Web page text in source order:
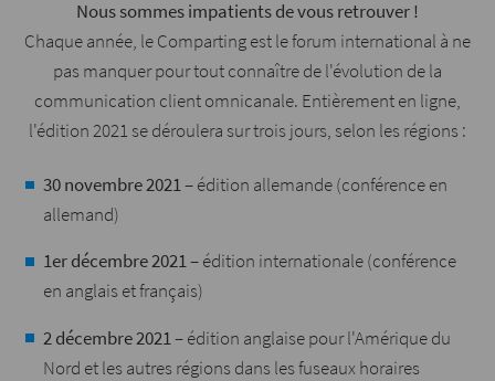
Nous sommes impatients de vous retrouver !
Chaque année, le Comparting est le forum international à ne
pas manquer pour tout connaître de l'évolution de la
communication client omnicanale. Entièrement en ligne,
l'édition 2021 se déroulera sur trois jours, selon les régions :
30 novembre 2021– édition allemande (conférence en
allemand)
1er décembre 2021– édition internationale (conférence
en anglais et français)
2 décembre 2021– édition anglaise pour l'Amérique du
Nord et les autres régions dans les fuseaux horaires